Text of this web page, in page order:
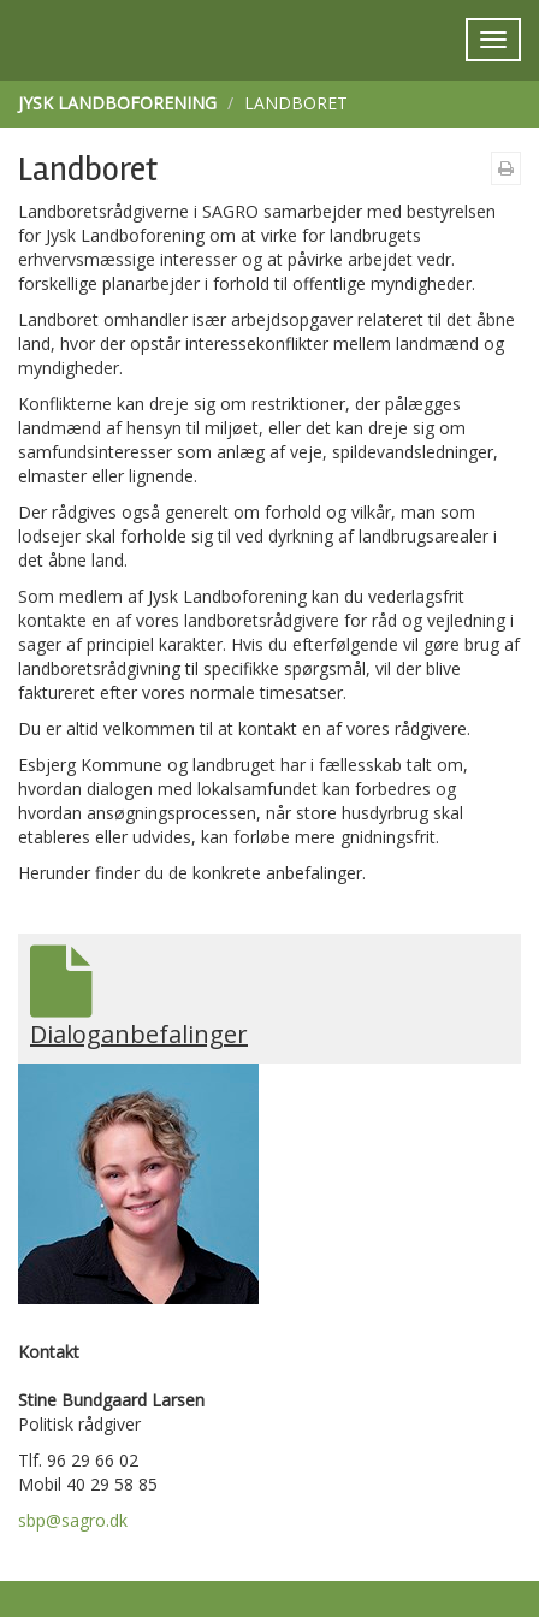
JYSK LANDBOFORENING LANDBORET
Landboret
Landboretsrådgiverne i SAGRO samarbejder med bestyrelsen
for Jysk Landboforening om at virke for landbrugets
erhvervsmæssige interesser og at påvirke arbejdet vedr.
forskellige planarbejder i forhold til offentlige myndigheder.
Landboret omhandler især arbejdsopgaver relateret til det åbne
land, hvor der opstår interessekonflikter mellem landmænd og
myndigheder.
Konflikterne kan dreje sig om restriktioner, der pålægges
landmænd af hensyn til miljøet, eller det kan dreje sig om
samfundsinteresser som anlæg af veje, spildevandsledninger,
elmaster eller lignende.
Der rådgives også generelt om forhold og vilkår, man som
lodsejer skal forholde sig til ved dyrkning af landbrugsarealer i
det åbne land.
Som medlem af Jysk Landboforening kan du vederlagsfrit
kontakte en af vores landboretsrådgivere for råd og vejledning i
sager af principiel karakter. Hvis du efterfølgende vil gøre brug af
landboretsrådgivning til specifikke spørgsmål, vil der blive
faktureret efter vores normale timesatser.
Du er altid velkommen til at kontakt en af vores rådgivere.
Esbjerg Kommune og landbruget har i fællesskab talt om,
hvordan dialogen med lokalsamfundet kan forbedres og
hvordan ansøgningsprocessen, når store husdyrbrug skal
etableres eller udvides, kan forløbe mere gnidningsfrit.
Herunder finder du de konkrete anbefalinger.
Dialoganbefalinger
Kontakt
Stine Bundgaard Larsen
Politisk rådgiver
Tlf. 96 29 66 02
Mobil 40 29 58 85
sbp@sagro.dk